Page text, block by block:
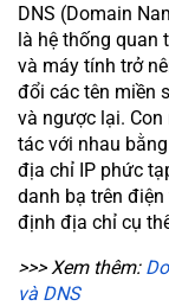
DNS (Domain
là hệ thống quan
và máy tính trở
đổi các tên miền
và ngược lại.
tác với nhau
địa chỉ IP phức
danh bạ trên
định địa chỉ cụ
>>> Xem thêm:
và DNS